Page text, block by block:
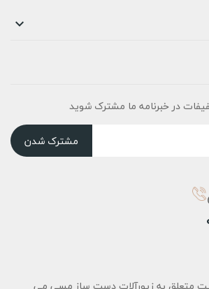

در خبرنامه ما مشترک شوید
مشترک شدن